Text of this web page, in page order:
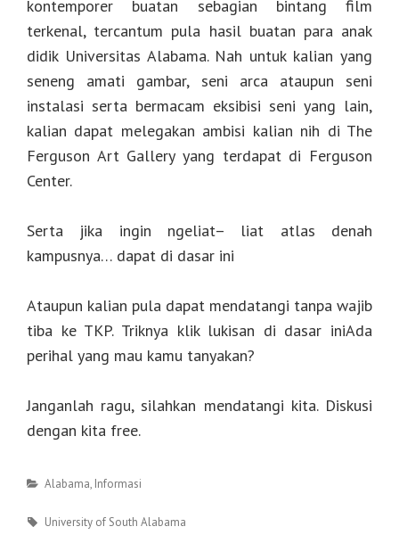
kontemporer buatan sebagian bintang film
terkenal, tercantum pula hasil buatan para anak
didik Universitas Alabama. Nah untuk kalian yang
seneng amati gambar, seni arca ataupun seni
instalasi serta bermacam eksibisi seni yang lain,
kalian dapat melegakan ambisi kalian nih di The
Ferguson Art Gallery yang terdapat di Ferguson
Center.
Serta jika ingin ngeliat– liat atlas denah
kampusnya… dapat di dasar ini
Ataupun kalian pula dapat mendatangi tanpa wajib
tiba ke TKP. Triknya klik lukisan di dasar iniAda
perihal yang mau kamu tanyakan?
Janganlah ragu, silahkan mendatangi kita. Diskusi
dengan kita free.
Categories
Alabama, Informasi
Tags
University of South Alabama